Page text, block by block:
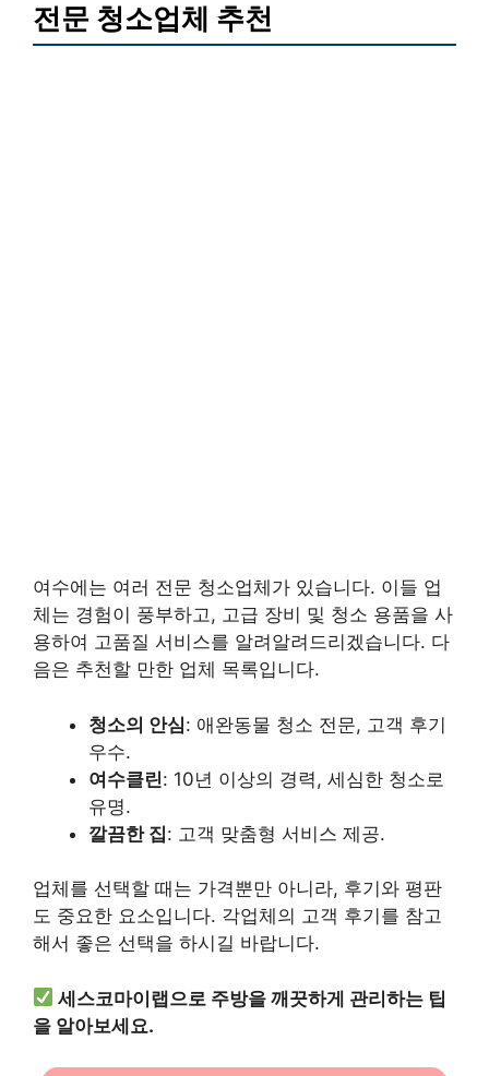
전문 청소업체 추천
여수에는 여러 전문 청소업체가 있습니다. 이들 업
체는 경험이 풍부하고, 고급 장비 및 청소 용품을 사
용하여 고품질 서비스를 알려알려드리겠습니다. 다
음은 추천할 만한 업체 목록입니다.
청소의 안심: 애완동물 청소 전문, 고객 후기
우수.
여수클린: 10년 이상의 경력, 세심한 청소로
유명.
깔끔한 집: 고객 맞춤형 서비스 제공.
업체를 선택할 때는 가격뿐만 아니라, 후기와 평판
도 중요한 요소입니다. 각업체의 고객 후기를 참고
해서 좋은 선택을 하시길 바랍니다.
세스코마이랩으로 주방을 깨끗하게 관리하는 팁
을 알아보세요.